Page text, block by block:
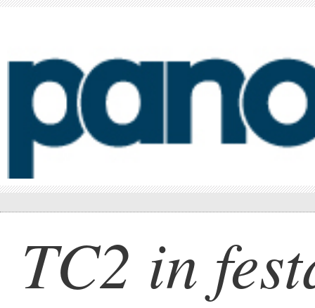
TC2 in